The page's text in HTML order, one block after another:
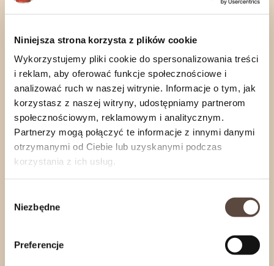
Niniejsza strona korzysta z plików cookie
Wykorzystujemy pliki cookie do spersonalizowania treści
i reklam, aby oferować funkcje społecznościowe i
analizować ruch w naszej witrynie. Informacje o tym, jak
korzystasz z naszej witryny, udostępniamy partnerom
społecznościowym, reklamowym i analitycznym.
Partnerzy mogą połączyć te informacje z innymi danymi
otrzymanymi od Ciebie lub uzyskanymi podczas
korzystania z ich usług.
zgody
Niezbędne
Preferencje
zobacz również